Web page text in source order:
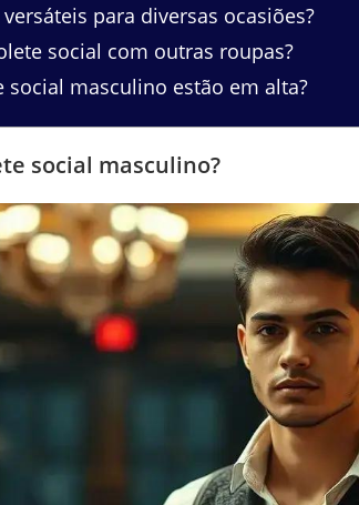
para diversas ocasiões?
social com outras roupas?
social masculino estão em alta?
social masculino?